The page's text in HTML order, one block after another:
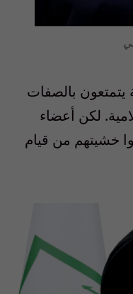
يتمتعون بالصفات
لكن أعضاء
خشيتهم من قيام